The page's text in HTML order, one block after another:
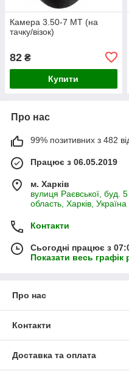
Камера 3.50-7 МТ (на
тачку/візок)
82 ₴
Купити
Про нас
99% позитивних з 482
Працює з 06.05.2019
м. Харків
вулиця Раєвської, буд.
область, Харків, Україна
Контакти
Сьогодні працює з
Показати весь графік
Про нас
Контакти
Доставка та оплата